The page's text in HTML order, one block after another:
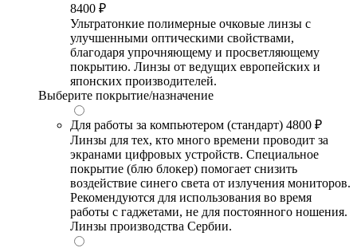
8400 ₽
Ультратонкие полимерные очковые линзы с
улучшенными оптическими свойствами,
благодаря упрочняющему и просветляющему
покрытию. Линзы от ведущих европейских и
японских производителей.
Выберите покрытие/назначение
Для работы за компьютером (стандарт) 4800 ₽
Линзы для тех, кто много времени проводит за
экранами цифровых устройств. Специальное
покрытие (блю блокер) помогает снизить
воздействие синего света от излучения мониторов.
Рекомендуются для использования во время
работы с гаджетами, не для постоянного ношения.
Линзы производства Сербии.